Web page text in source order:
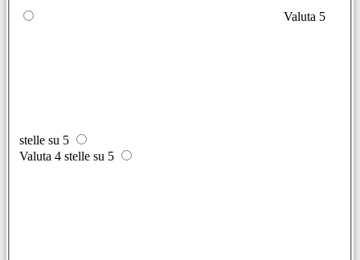
Valuta 5
stelle su 5
Valuta 4 stelle su 5